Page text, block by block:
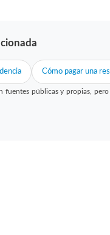
Cómo pagar una
públicas y propias,